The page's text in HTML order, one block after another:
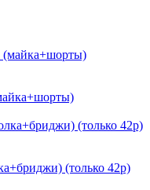
(только 42р)